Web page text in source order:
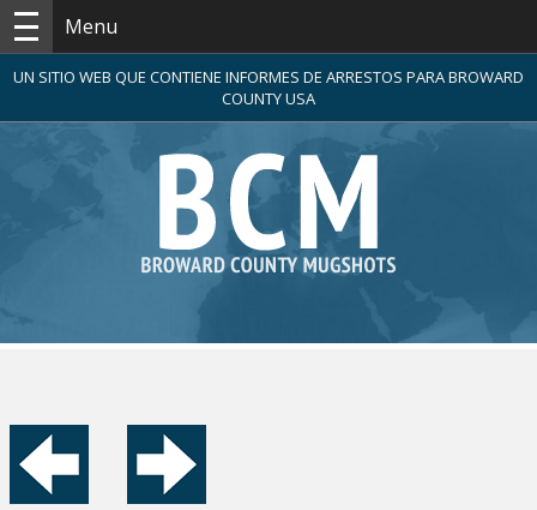
Menu
UN SITIO WEB QUE CONTIENE INFORMES DE ARRESTOS PARA BROWARD
COUNTY USA